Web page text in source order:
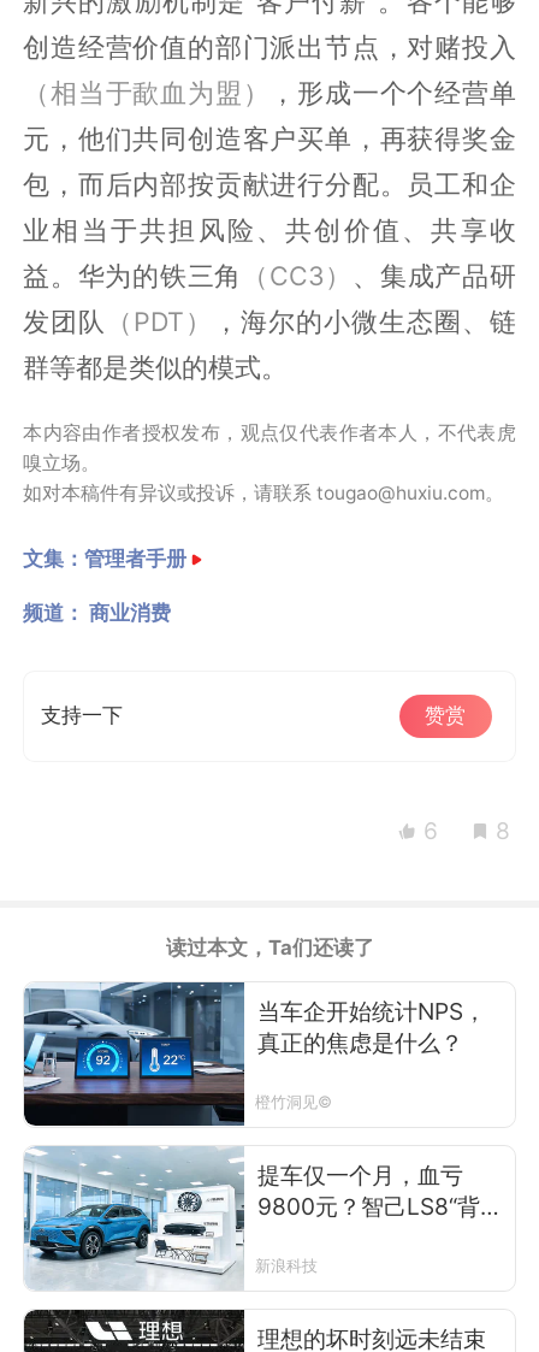
创造经营价值的部门派出节点，对赌投入
（相当于歃血为盟）
，形成一个个经营单
元，他们共同创造客户买单，再获得奖金
包，而后内部按贡献进行分配。员工和企
业相当于共担风险、共创价值、共享收
益。华为的铁三角
（CC3） 、集成产品研
发团队
（PDT）
，海尔的小微生态圈、链
群等都是类似的模式。
本内容由作者授权发布，观点仅代表作者本人，不代表虎
嗅立场。
如对本稿件有异议或投诉，请联系 tougao@huxiu.com。
文集：管理者手册
频道： 商业消费
支持一下 赞赏
6 8
读过本文，Ta们还读了
当车企开始统计NPS，
真正的焦虑是什么？
橙竹洞见©
提车仅一个月，血亏
9800元？智己LS8“背
怼：希望重视我们
新浪科技
理想的坏时刻远未结束